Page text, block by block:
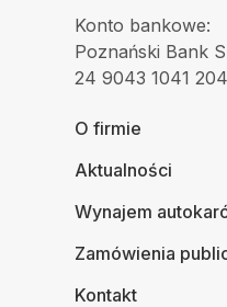
Konto bankowe:
Poznański Bank
24 9043 1041
O firmie
Aktualności
Wynajem
Zamówienia
Kontakt